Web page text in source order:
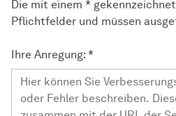
Die mit einem *
Pflichtfelder und müssen
Ihre Anregung: *